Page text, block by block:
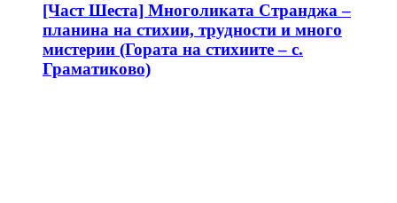
[Част Шеста] Многоликата Странджа –
планина на стихии, трудности и много
мистерии (Гората на стихиите – с.
Граматиково)